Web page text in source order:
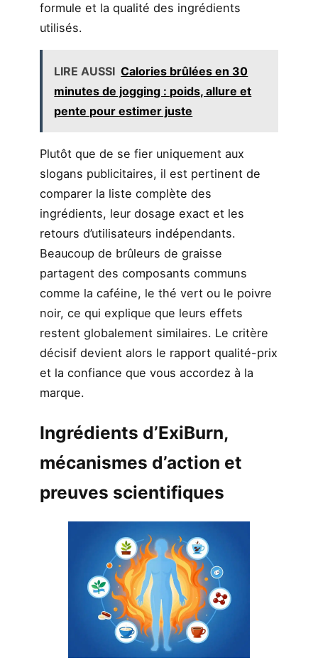
formule et la qualité des ingrédients
utilisés.
LIRE AUSSI Calories brûlées en 30
minutes de jogging : poids, allure et
pente pour estimer juste
Plutôt que de se fier uniquement aux
slogans publicitaires, il est pertinent de
comparer la liste complète des
ingrédients, leur dosage exact et les
retours d’utilisateurs indépendants.
Beaucoup de brûleurs de graisse
partagent des composants communs
comme la caféine, le thé vert ou le poivre
noir, ce qui explique que leurs effets
restent globalement similaires. Le critère
décisif devient alors le rapport qualité-prix
et la confiance que vous accordez à la
marque.
Ingrédients d’ExiBurn,
mécanismes d’action et
preuves scientifiques